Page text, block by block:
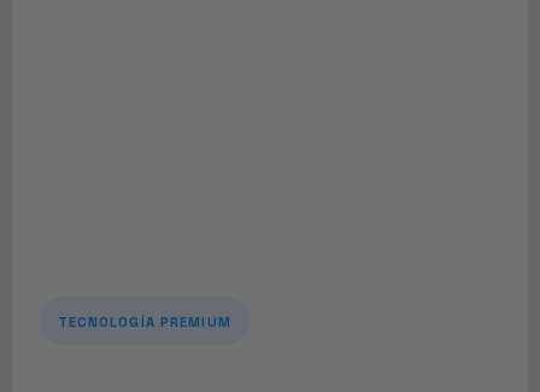
TECNOLOGÍA PREMIUM